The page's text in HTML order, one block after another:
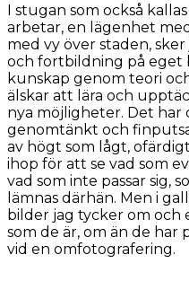
I stugan som också
arbetar, en lägenhet
med vy över staden,
och fortbildning på eget
kunskap genom teori
älskar att lära och
nya möjligheter. Det har
genomtänkt och
av högt som lågt,
ihop för att se vad som
vad som inte passar sig,
lämnas därhän. Men i
bilder jag tycker om
som de är, om än de
vid en omfotografering.